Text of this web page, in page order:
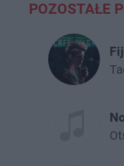
POZOSTAŁE